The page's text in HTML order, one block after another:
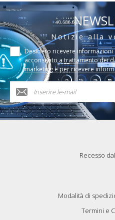
Notizie alla
Desidero ricevere
acconsento a trattamento dei
marketing e per ricevere
Recesso
Modalità di
Termini e